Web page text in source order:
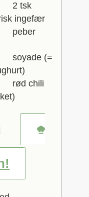
2 tsk
ingefær
peber
soyade (=
rød chili